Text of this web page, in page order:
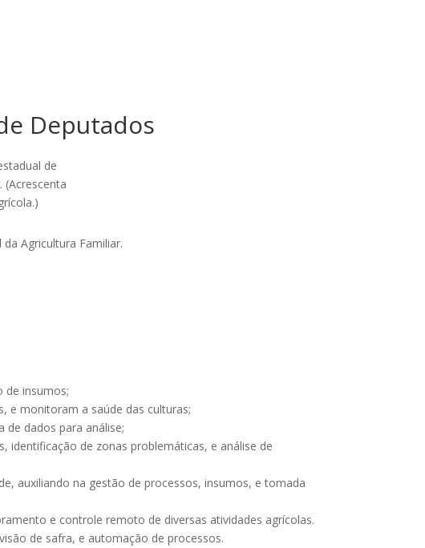
Deputados
de
Agricultura Familiar.
de insumos;
e monitoram a saúde das culturas;
dados para análise;
identificação de zonas problemáticas, e análise de
auxiliando na gestão de processos, insumos, e tomada
e controle remoto de diversas atividades agrícolas.
de safra, e automação de processos.